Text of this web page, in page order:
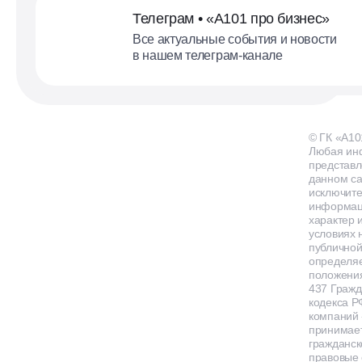
Телеграм • «А101 про бизнес»
Все актуальные события и новости
в нашем телеграм-канале
© ГК
Любая
данном
характер
условиях
437
кодекса
правовые